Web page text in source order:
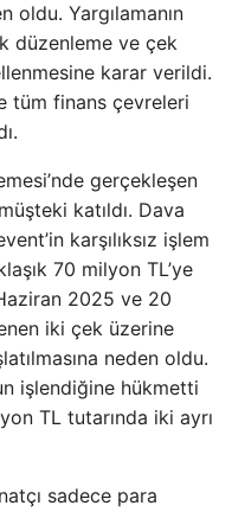
oldu. Yargılamanın
düzenleme ve çek
karar verildi.
tüm finans çevreleri
gerçekleşen
katıldı. Dava
karşılıksız işlem
70 milyon TL’ye
2025 ve 20
iki çek üzerine
neden oldu.
işlendiğine hükmetti
TL tutarında iki ayrı
sadece para